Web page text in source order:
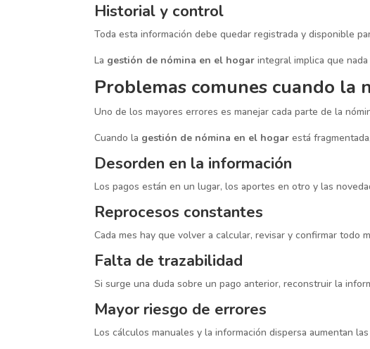
Historial y control
Toda esta información debe quedar registrada y disponible
La gestión de nómina en el hogar integral implica que
Problemas comunes cuando la
Uno de los mayores errores es manejar cada parte de la
Cuando la gestión de nómina en el hogar está
Desorden en la información
Los pagos están en un lugar, los aportes en otro y las
Reprocesos constantes
Cada mes hay que volver a calcular, revisar y confirmar todo
Falta de trazabilidad
Si surge una duda sobre un pago anterior, reconstruir la
Mayor riesgo de errores
Los cálculos manuales y la información dispersa aumentan